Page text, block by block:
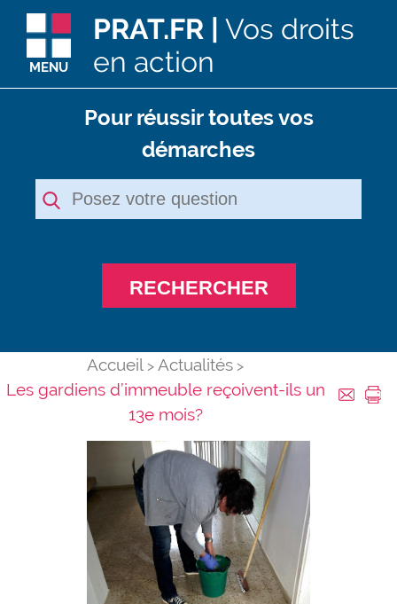
MENU
PRAT.FR | Vos droits
en action
Pour réussir toutes vos
démarches
RECHERCHER
Accueil
Actualités
Les gardiens d’immeuble reçoivent-ils un
13e mois?